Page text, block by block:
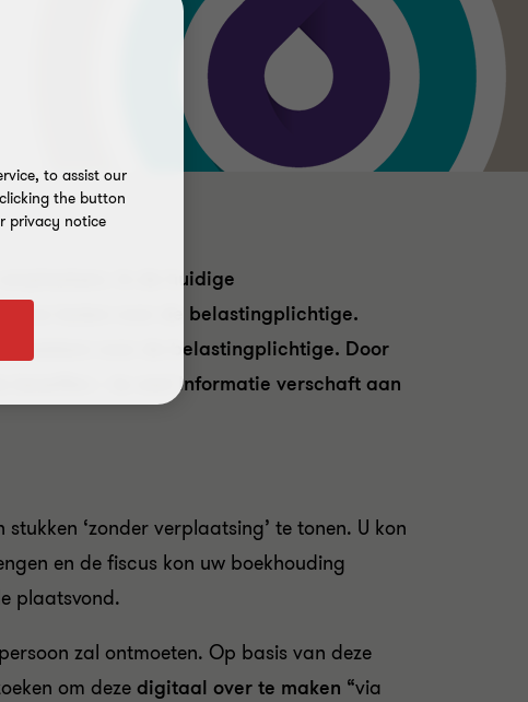
In de huidige
lasten voor de belastingplichtige.
hebben voor de belastingplichtige. Door
beseffen – te veel informatie verschaft aan
‘zonder verplaatsing’ te tonen. U kon
en de fiscus kon uw boekhouding
plaatsvond.
zal ontmoeten. Op basis van deze
om deze digitaal over te maken “via
to assist our
the button
privacy notice